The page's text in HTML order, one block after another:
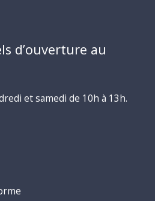
d’ouverture au
et samedi de 10h à 13h.